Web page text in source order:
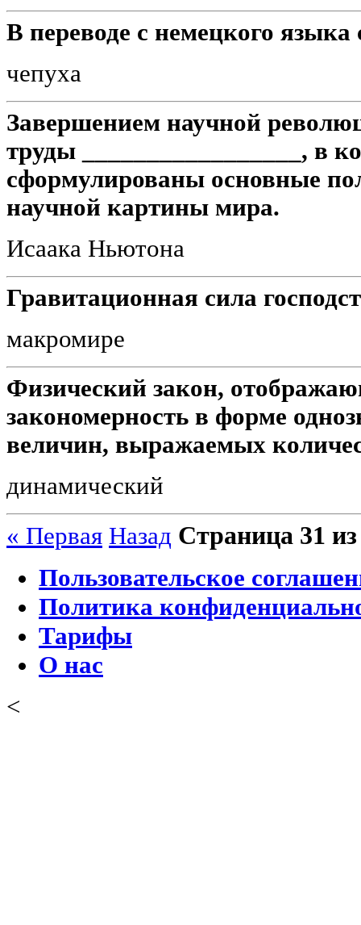
В переводе с немецкого языка
чепуха
Завершением научной
труды _________________, в
сформулированы основные
научной картины мира.
Исаака Ньютона
Гравитационная сила
макромире
Физический закон,
закономерность в форме
величин, выражаемых
динамический
« Первая Назад Страница 31
Пользовательское
Политика
Тарифы
О нас
<